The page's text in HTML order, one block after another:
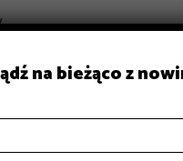
na bieżąco z